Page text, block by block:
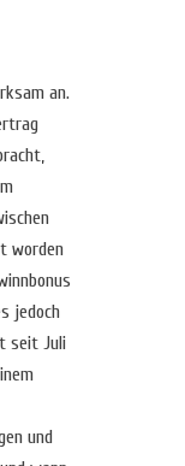
an.
worden
jedoch
seit Juli
und